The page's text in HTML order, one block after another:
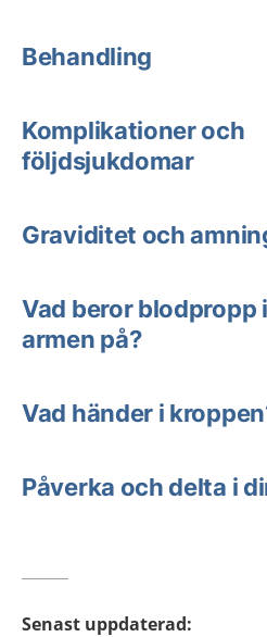
Behandling
Komplikationer och
följdsjukdomar
Graviditet och
Vad beror blodpropp
armen på?
Vad händer i
Påverka och delta i
Senast uppdaterad: